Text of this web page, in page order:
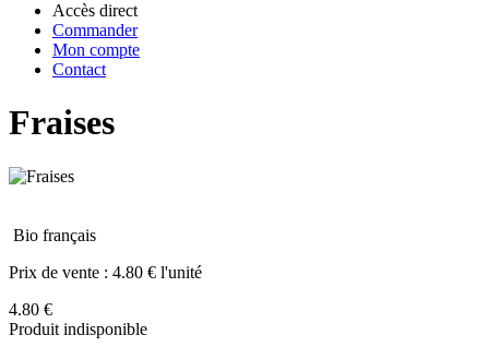
Accès direct
Commander
Mon compte
Contact
Fraises
Bio français
Prix de vente : 4.80 € l'unité
4.80 €
Produit indisponible